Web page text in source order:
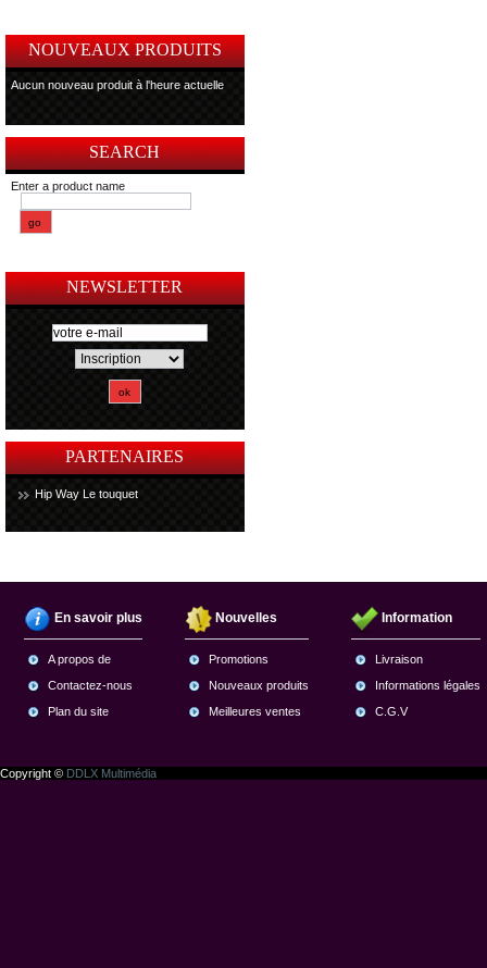
NOUVEAUX PRODUITS
Aucun nouveau produit à l'heure actuelle
SEARCH
Enter a product name
NEWSLETTER
PARTENAIRES
Hip Way Le touquet
En savoir plus
A propos de
Contactez-nous
Plan du site
Nouvelles
Promotions
Nouveaux produits
Meilleures ventes
Information
Livraison
Informations légales
C.G.V
Copyright © DDLX Multimédia